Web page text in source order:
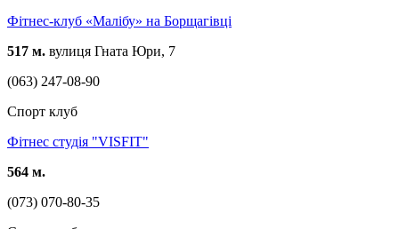
Фітнес-клуб «Малібу» на Борщагівці
517 м. вулиця Гната Юри, 7
(063) 247-08-90
Спорт клуб
Фітнес студія "VISFIT"
564 м.
(073) 070-80-35